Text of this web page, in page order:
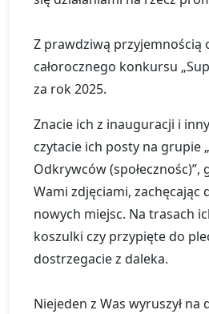
Z prawdziwą przyjemnością
całorocznego konkursu
za rok 2025.
Znacie ich z inauguracji i
czytacie ich posty na grupie
Odkrywców (społecznośc)”,
Wami zdjęciami, zachęcając
nowych miejsc. Na trasach
koszulki czy przypięte do
dostrzegacie z daleka.
Niejeden z Was wyruszył na